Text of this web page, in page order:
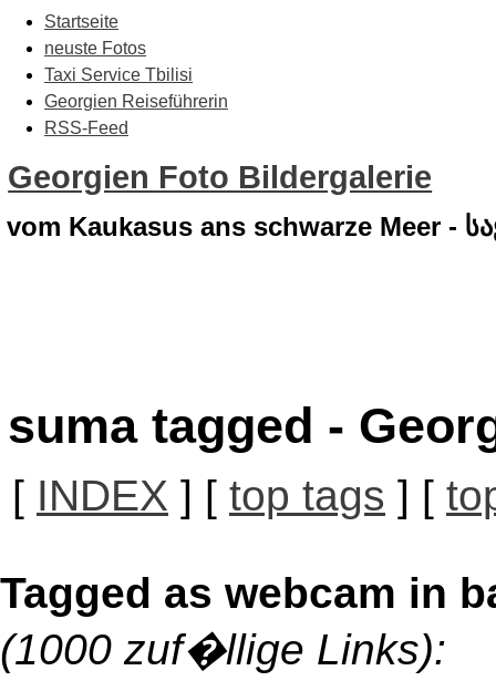
Startseite
neuste Fotos
Taxi Service Tbilisi
Georgien Reiseführerin
RSS-Feed
Georgien Foto Bildergalerie
vom Kaukasus ans schwarze Meer -
suma tagged -
[ INDEX ] [ top tags ] [
Tagged as webcam in
(1000 zuf�llige Links):